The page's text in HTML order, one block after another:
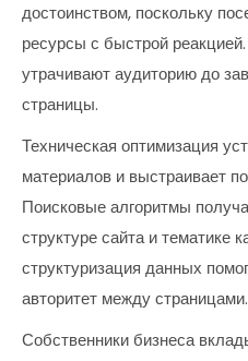
достоинством, поскольку
ресурсы с быстрой
утрачивают аудиторию до
страницы.
Техническая оптимизация
материалов и выстраивает
Поисковые алгоритмы
структуре сайта и тематике
структуризация данных
авторитет между страницами.
Собственники бизнеса